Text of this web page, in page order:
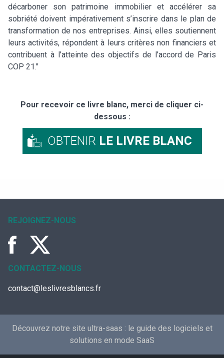
décarboner son patrimoine immobilier et accélérer sa
sobriété doivent impérativement s’inscrire dans le plan de
transformation de nos entreprises. Ainsi, elles soutiennent
leurs activités, répondent à leurs critères non financiers et
contribuent à l’atteinte des objectifs de l’accord de Paris
COP 21."
Pour recevoir ce livre blanc, merci de cliquer ci-
dessous :
OBTENIR LE LIVRE BLANC
REJOIGNEZ-NOUS
CONTACTEZ-NOUS
contact@leslivresblancs.fr
Découvrez notre site ultra-saas : le guide des logiciels et
solutions en mode SaaS